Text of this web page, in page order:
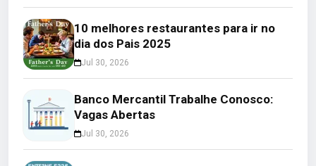
10 melhores restaurantes para ir no
dia dos Pais 2025
Jul 30, 2026
Banco Mercantil Trabalhe Conosco:
Vagas Abertas
Jul 30, 2026